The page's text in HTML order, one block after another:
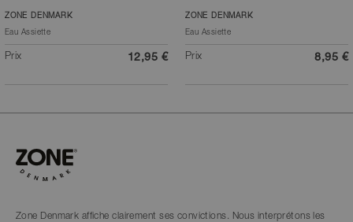
Blanc cassé
ZONE DENMARK
Eau Assiette
Prix 12,95 €
Blanc cassé
ZONE DENMARK
Eau Assiette
Prix 8,95 €
Zone Denmark affiche clairement ses convictions. Nous interprétons les